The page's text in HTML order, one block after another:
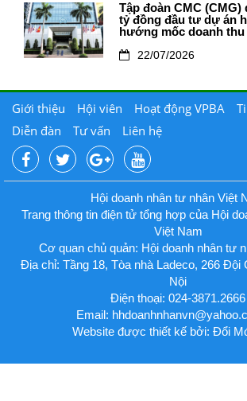
Tập đoàn CMC (CMG)
tỷ đồng đầu tư dự án
hướng mốc doanh thu
22/07/2026
Giới thiệu Hội viên Hoạt động VPBA
Diễn đàn
Tư vấn Liên hệ
Hội doanh nhân tư nhân Việt
Trang thông tin điện tử tổng hợp của Hội
Việt Nam
Cơ quan chủ quản: Hội doanh nhân tư
Địa chỉ: Tầng 18, Tòa nhà Ladeco, 266 Đội
Nội
Điện thoại: 024-3871.2666
Email:
Website được thiết kế bởi: Đổi